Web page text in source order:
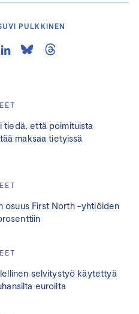
tiedä, että poimituista
maksaa tietyissä
osuus First North -yhtiöiden
selvitystyö käytettyä
euroilta
PULKKINEN